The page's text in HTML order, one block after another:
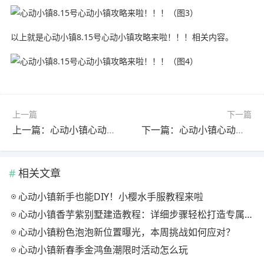
以上就是心动小镇8.15号心动小镇攻略来啦！！！相关内容。
上一篇
上一篇：心动小镇心动小镇引星河庆典限定食谱攻略全集
下一篇
下一篇：心动小镇心动小镇第2轮筹备期盖章任务汇总
相关文章
心动小镇新手也能DIY！小樱水手服教程来啦
心动小镇香芋紫别墅建造教程：详细步骤轻松打造专属家园
心动小镇粉色泡泡新位置曝光，本周挑战如何应对？
心动小镇新春季金鸿鱼潮限时活动怎么玩